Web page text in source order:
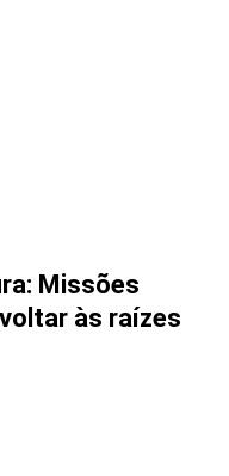
Missões
às raízes